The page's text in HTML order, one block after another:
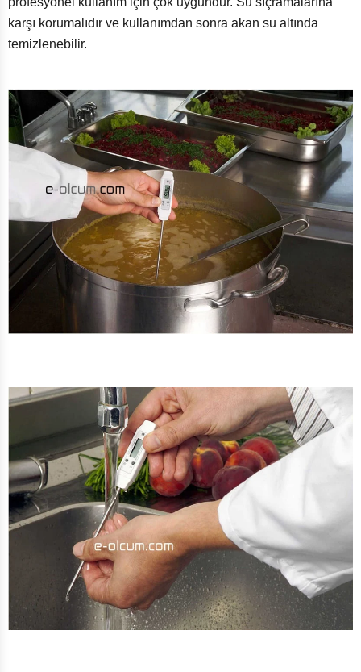
karşı korumalıdır ve kullanımdan sonra akan su altında
temizlenebilir.